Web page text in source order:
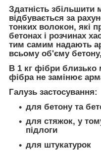
Здатність збільшити
відбувається за
тонких волокон, які
бетонах і розчинах
тим самим надають
всьому об'єму
В 1 кг фібри близько
фібра не замінює
Галузь застосування:
для бетону та
для стяжок, у
підлоги
для штукатурок